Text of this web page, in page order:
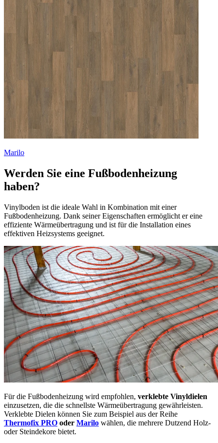
Marilo
Werden Sie eine Fußbodenheizung
haben?
Vinylboden ist die ideale Wahl in Kombination mit einer
Fußbodenheizung. Dank seiner Eigenschaften ermöglicht er eine
effiziente Wärmeübertragung und ist für die Installation eines
effektiven Heizsystems geeignet.
Für die Fußbodenheizung wird empfohlen, verklebte Vinyldielen
einzusetzen, die die schnellste Wärmeübertragung gewährleisten.
Verklebte Dielen können Sie zum Beispiel aus der Reihe
Thermofix PRO oder Marilo wählen, die mehrere Dutzend Holz-
oder Steindekore bietet.